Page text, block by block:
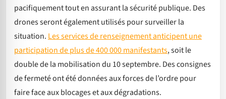
pacifiquement tout en assurant la sécurité publique. Des
drones seront également utilisés pour surveiller la
situation. Les services de renseignement anticipent une
participation de plus de 400 000 manifestants, soit le
double de la mobilisation du 10 septembre. Des consignes
de fermeté ont été données aux forces de l’ordre pour
faire face aux blocages et aux dégradations.